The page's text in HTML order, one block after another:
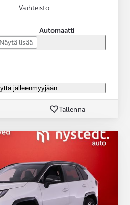
Vaihteisto
Automaatti
Näytä lisää
jälleenmyyjään
Tallenna